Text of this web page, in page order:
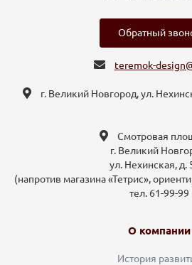
Обратный
teremok-
г. Великий Новгород, ул.
Смотровая
г. Великий
ул. Нехинская, д.
(напротив магазина «Тетрис»,
тел. 61-99-99
О компании
История